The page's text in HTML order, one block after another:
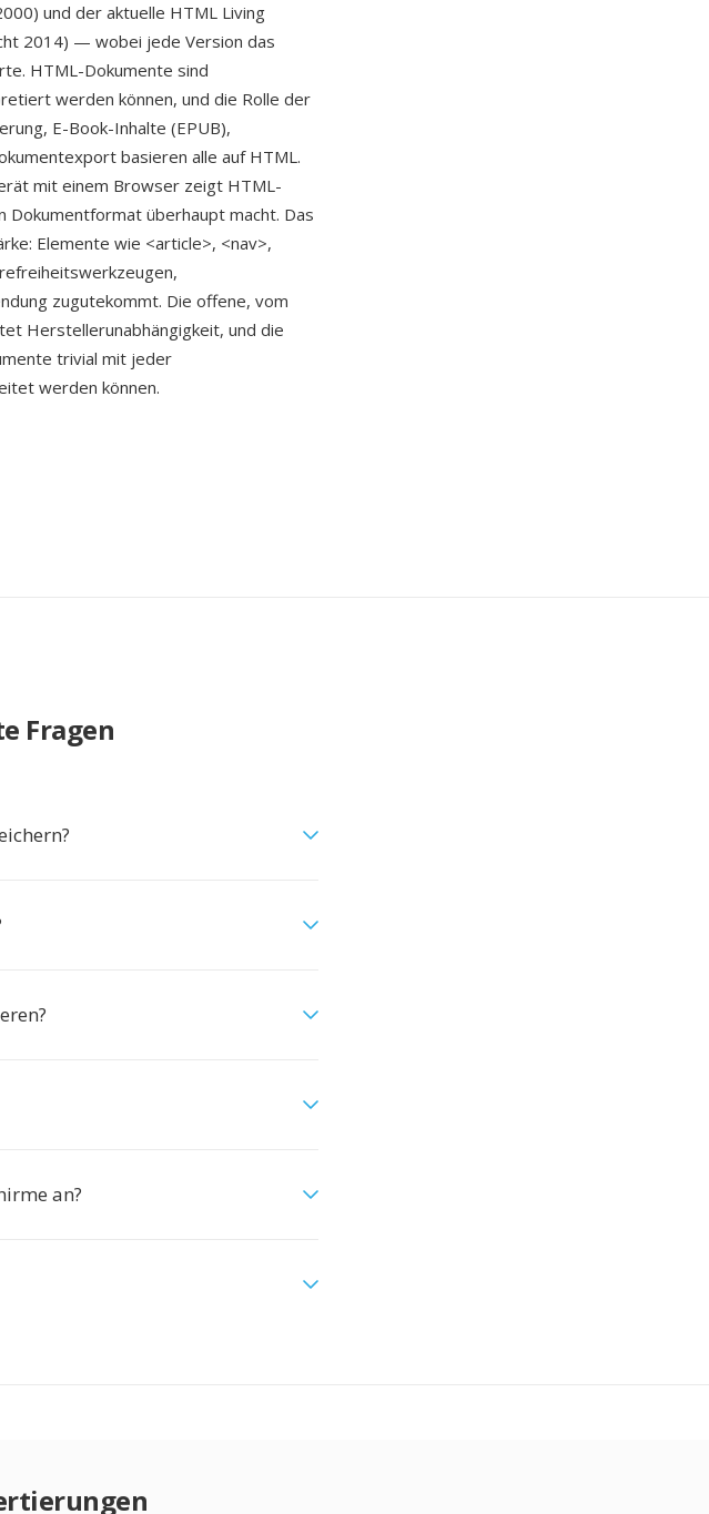
und der aktuelle HTML Living
2014) — wobei jede Version das
HTML-Dokumente sind
werden können, und die Rolle der
E-Book-Inhalte (EPUB),
basieren alle auf HTML.
mit einem Browser zeigt HTML-
überhaupt macht. Das
Elemente wie <article>, <nav>,
zugutekommt. Die offene, vom
Herstellerunabhängigkeit, und die
trivial mit jeder
werden können.
Fragen
an?